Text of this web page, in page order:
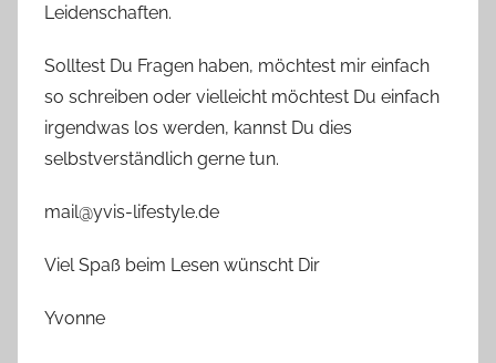
Leidenschaften.
Solltest Du Fragen haben, möchtest mir einfach
so schreiben oder vielleicht möchtest Du einfach
irgendwas los werden, kannst Du dies
selbstverständlich gerne tun.
mail@yvis-lifestyle.de
Viel Spaß beim Lesen wünscht Dir
Yvonne